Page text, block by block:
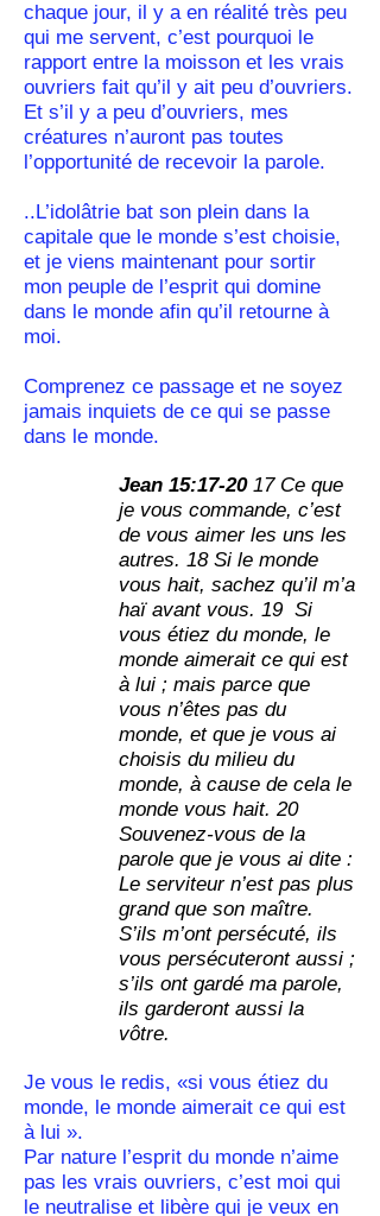
chaque jour, il y a en réalité très peu
qui me servent, c’est pourquoi le
rapport entre la moisson et les vrais
ouvriers fait qu’il y ait peu d’ouvriers.
Et s’il y a peu d’ouvriers, mes
créatures n’auront pas toutes
l’opportunité de recevoir la parole.
..L’idolâtrie bat son plein dans la
capitale que le monde s’est choisie,
et je viens maintenant pour sortir
mon peuple de l’esprit qui domine
dans le monde afin qu’il retourne à
moi.
Comprenez ce passage et ne soyez
jamais inquiets de ce qui se passe
dans le monde.
Jean 15:17-2017 Ce que
je vous commande, c’est
de vous aimer les uns les
autres. 18 Si le monde
vous hait, sachez qu’il m’a
haï avant vous. 19 Si
vous étiez du monde, le
monde aimerait ce qui est
à lui ; mais parce que
vous n’êtes pas du
monde, et que je vous ai
choisis du milieu du
monde, à cause de cela le
monde vous hait. 20
Souvenez-vous de la
parole que je vous ai dite :
Le serviteur n’est pas plus
grand que son maître.
S’ils m’ont persécuté, ils
vous persécuteront aussi ;
s’ils ont gardé ma parole,
ils garderont aussi la
vôtre.
Je vous le redis, «si vous étiez du
monde, le monde aimerait ce qui est
à lui ».
Par nature l’esprit du monde n’aime
pas les vrais ouvriers, c’est moi qui
le neutralise et libère qui je veux en